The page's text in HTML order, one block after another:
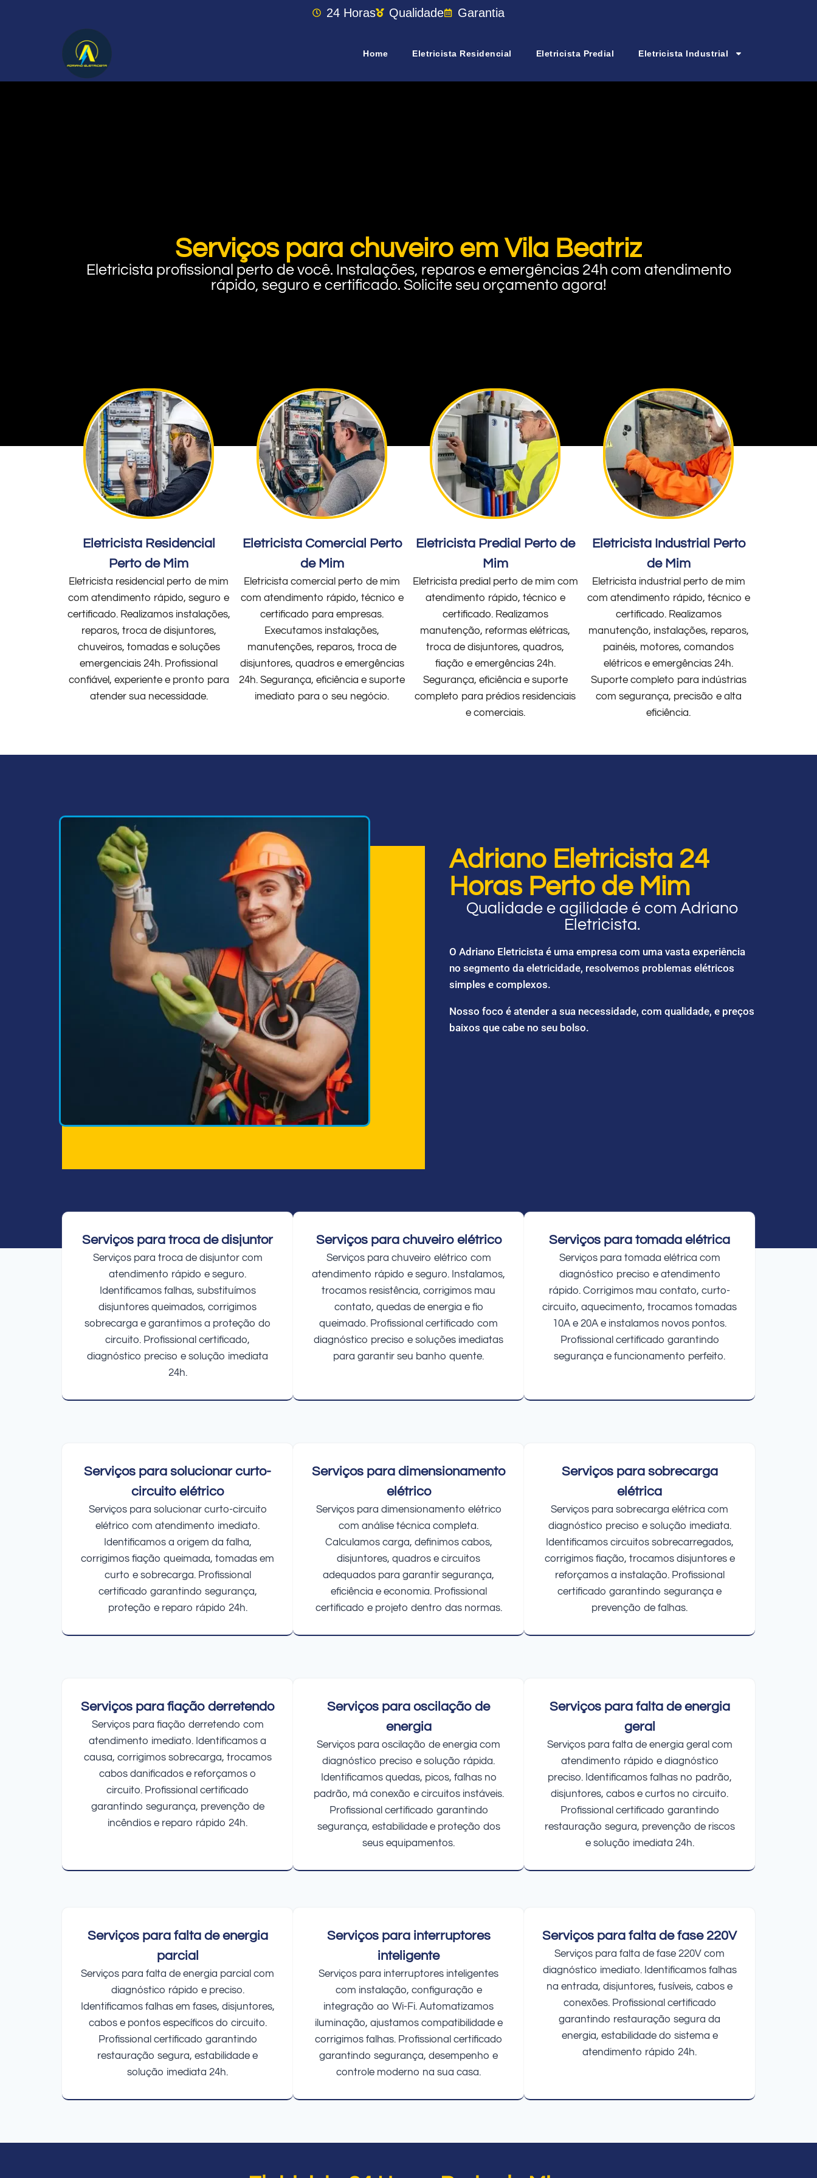
24 Horas Qualidade Garantia
Home Eletricista Residencial Eletricista Predial Eletricista Industrial
Serviços para chuveiro em Vila Beatriz
Eletricista profissional perto de você. Instalações, reparos e emergências 24h com atendimento
rápido, seguro e certificado. Solicite seu orçamento agora!
Eletricista Residencial
Perto de Mim
Eletricista residencial perto de mim
com atendimento rápido, seguro e
certificado. Realizamos instalações,
reparos, troca de disjuntores,
chuveiros, tomadas e soluções
emergenciais 24h. Profissional
confiável, experiente e pronto para
atender sua necessidade.
Eletricista Comercial Perto
de Mim
Eletricista comercial perto de mim
com atendimento rápido, técnico e
certificado para empresas.
Executamos instalações,
manutenções, reparos, troca de
disjuntores, quadros e emergências
24h. Segurança, eficiência e suporte
imediato para o seu negócio.
Eletricista Predial Perto de
Mim
Eletricista predial perto de mim com
atendimento rápido, técnico e
certificado. Realizamos
manutenção, reformas elétricas,
troca de disjuntores, quadros,
fiação e emergências 24h.
Segurança, eficiência e suporte
completo para prédios residenciais
e comerciais.
Eletricista Industrial Perto
de Mim
Eletricista industrial perto de mim
com atendimento rápido, técnico e
certificado. Realizamos
manutenção, instalações, reparos,
painéis, motores, comandos
elétricos e emergências 24h.
Suporte completo para indústrias
com segurança, precisão e alta
eficiência.
Adriano Eletricista 24
Horas Perto de Mim
Qualidade e agilidade é com Adriano
Eletricista.
O Adriano Eletricista é uma empresa com uma vasta experiência
no segmento da eletricidade, resolvemos problemas elétricos
simples e complexos.
Nosso foco é atender a sua necessidade, com qualidade, e preços
baixos que cabe no seu bolso.
Serviços para troca de disjuntor
Serviços para troca de disjuntor com
atendimento rápido e seguro.
Identificamos falhas, substituímos
disjuntores queimados, corrigimos
sobrecarga e garantimos a proteção do
circuito. Profissional certificado,
diagnóstico preciso e solução imediata
24h.
Serviços para chuveiro elétrico
Serviços para chuveiro elétrico com
atendimento rápido e seguro. Instalamos,
trocamos resistência, corrigimos mau
contato, quedas de energia e fio
queimado. Profissional certificado com
diagnóstico preciso e soluções imediatas
para garantir seu banho quente.
Serviços para tomada elétrica
Serviços para tomada elétrica com
diagnóstico preciso e atendimento
rápido. Corrigimos mau contato, curto-
circuito, aquecimento, trocamos tomadas
10A e 20A e instalamos novos pontos.
Profissional certificado garantindo
segurança e funcionamento perfeito.
Serviços para solucionar curto-
circuito elétrico
Serviços para solucionar curto-circuito
elétrico com atendimento imediato.
Identificamos a origem da falha,
corrigimos fiação queimada, tomadas em
curto e sobrecarga. Profissional
certificado garantindo segurança,
proteção e reparo rápido 24h.
Serviços para dimensionamento
elétrico
Serviços para dimensionamento elétrico
com análise técnica completa.
Calculamos carga, definimos cabos,
disjuntores, quadros e circuitos
adequados para garantir segurança,
eficiência e economia. Profissional
certificado e projeto dentro das normas.
Serviços para sobrecarga
elétrica
Serviços para sobrecarga elétrica com
diagnóstico preciso e solução imediata.
Identificamos circuitos sobrecarregados,
corrigimos fiação, trocamos disjuntores e
reforçamos a instalação. Profissional
certificado garantindo segurança e
prevenção de falhas.
Serviços para fiação derretendo
Serviços para fiação derretendo com
atendimento imediato. Identificamos a
causa, corrigimos sobrecarga, trocamos
cabos danificados e reforçamos o
circuito. Profissional certificado
garantindo segurança, prevenção de
incêndios e reparo rápido 24h.
Serviços para oscilação de
energia
Serviços para oscilação de energia com
diagnóstico preciso e solução rápida.
Identificamos quedas, picos, falhas no
padrão, má conexão e circuitos instáveis.
Profissional certificado garantindo
segurança, estabilidade e proteção dos
seus equipamentos.
Serviços para falta de energia
geral
Serviços para falta de energia geral com
atendimento rápido e diagnóstico
preciso. Identificamos falhas no padrão,
disjuntores, cabos e curtos no circuito.
Profissional certificado garantindo
restauração segura, prevenção de riscos
e solução imediata 24h.
Serviços para falta de energia
parcial
Serviços para falta de energia parcial com
diagnóstico rápido e preciso.
Identificamos falhas em fases, disjuntores,
cabos e pontos específicos do circuito.
Profissional certificado garantindo
restauração segura, estabilidade e
solução imediata 24h.
Serviços para interruptores
inteligente
Serviços para interruptores inteligentes
com instalação, configuração e
integração ao Wi-Fi. Automatizamos
iluminação, ajustamos compatibilidade e
corrigimos falhas. Profissional certificado
garantindo segurança, desempenho e
controle moderno na sua casa.
Serviços para falta de fase 220V
Serviços para falta de fase 220V com
diagnóstico imediato. Identificamos falhas
na entrada, disjuntores, fusíveis, cabos e
conexões. Profissional certificado
garantindo restauração segura da
energia, estabilidade do sistema e
atendimento rápido 24h.